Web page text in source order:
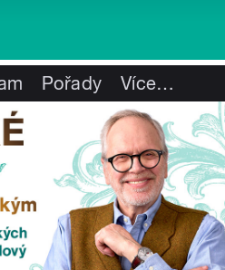
Pořady Více…